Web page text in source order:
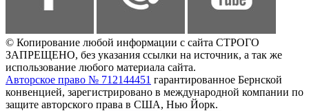
© Копирование любой информации с сайта СТРОГО
ЗАПРЕЩЕНО, без указания ссылки на источник, а так же
использование любого материала сайта.
Авторское право № 712144451 гарантированное Бернской
конвенцией, зарегистрировано в международной компании по
защите авторского права в США, Нью Йорк.